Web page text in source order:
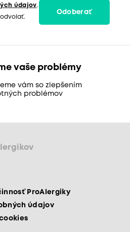
údajov.
Odoberať
vaše problémy
vám so zlepšením
problémov
ProAlergiky
údajov